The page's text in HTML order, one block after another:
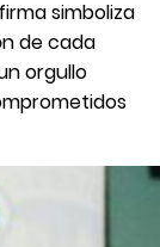
simboliza
de cada
orgullo